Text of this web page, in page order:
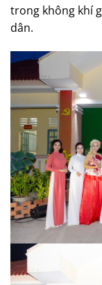
trong không khí
dân.